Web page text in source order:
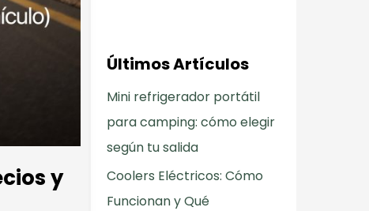
y
Últimos Artículos
Mini refrigerador portátil
para camping: cómo elegir
según tu salida
Coolers Eléctricos: Cómo
Funcionan y Qué